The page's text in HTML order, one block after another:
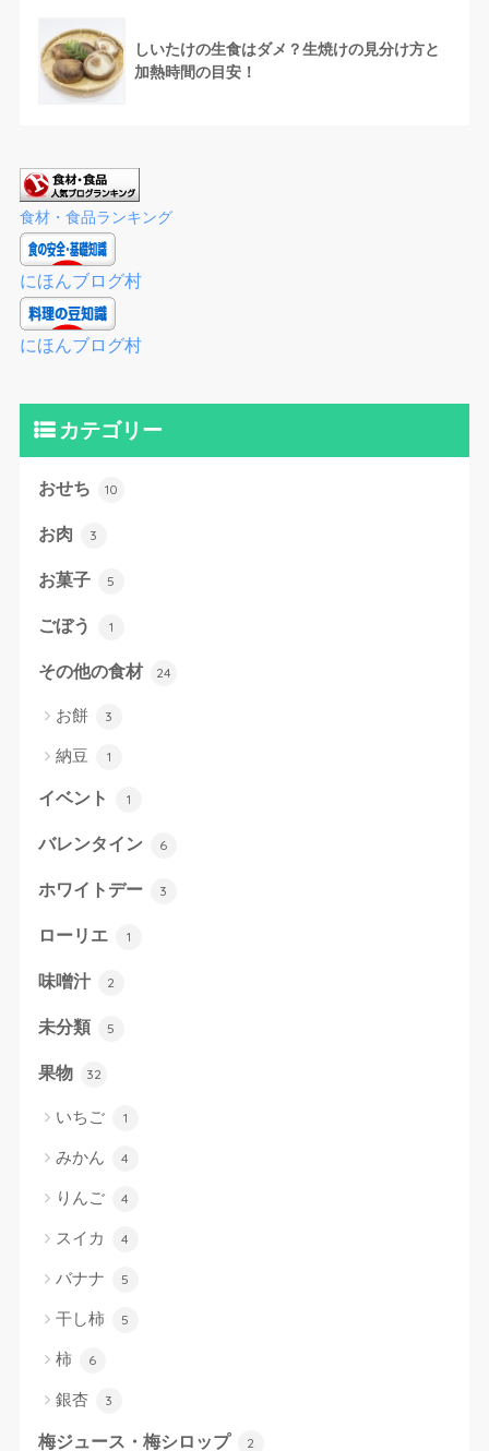
しいたけの生食はダメ？生焼けの見分け方と
加熱時間の目安！
食材・食品ランキング
にほんブログ村
にほんブログ村
カテゴリー
おせち 10
お肉 3
お菓子 5
ごぼう 1
その他の食材 24
お餅 3
納豆 1
イベント 1
バレンタイン 6
ホワイトデー 3
ローリエ 1
味噌汁 2
未分類 5
果物 32
いちご 1
みかん 4
りんご 4
スイカ 4
バナナ 5
干し柿 5
柿 6
銀杏 3
梅ジュース・梅シロップ 2